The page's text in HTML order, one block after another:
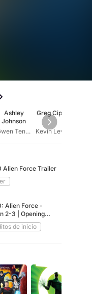
Ashley
Johnson
Gwen Tennyson
Greg Cipes
Kevin Levin
Alien Force Trailer
Alien Force -
2-3 | Opening
(English) (HD)
de inicio